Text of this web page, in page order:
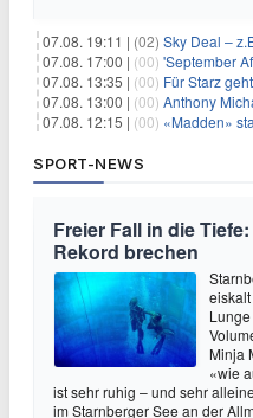
07.08. 19:11 | (02) Sky Deal – z.B.
07.08. 17:00 | (00) 'September
07.08. 13:35 | (00) Für Starz
07.08. 13:00 | (00) Anthony Michael Hall:
07.08. 12:15 | (00) «Madden»
SPORT-NEWS
Freier Fall in die
Rekord brechen
Minja
«wie
ist sehr ruhig – und sehr
im Starnberger See an der